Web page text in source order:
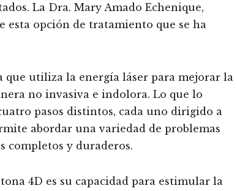
La Dra. Mary Amado Echenique,
esta opción de tratamiento que se ha
utiliza la energía láser para mejorar la
no invasiva e indolora. Lo que lo
pasos distintos, cada uno dirigido a
abordar una variedad de problemas
completos y duraderos.
4D es su capacidad para estimular la